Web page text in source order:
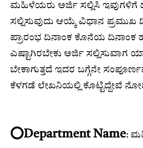
ಮಹಿಳೆಯರು ಅರ್ಜಿ ಸಲ್ಲಿಸಿ ಇವುಗಳಿಗೆ
ಸಲ್ಲಿಸುವುದು ಆಯ್ಕೆ ವಿಧಾನ ಪ್ರಮುಖ
ಪ್ರಾರಂಭ ದಿನಾಂಕ ಕೊನೆಯ
ಎಷ್ಟಾಗಿರಬೇಕು ಅರ್ಜಿ ಸಲ್ಲಿಸುವಾಗ
ಬೇಕಾಗುತ್ತದೆ ಇದರ ಬಗ್ಗೆನೇ
ಕೆಳಗಡೆ ಲೇಖನಿಯಲ್ಲಿ ಕೊಟ್ಟಿದ್ದೇವೆ
⭕️Department Name: